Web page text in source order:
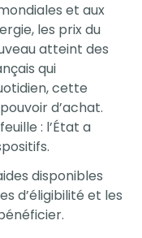
et aux
les prix du
atteint des
qui
cette
d’achat.
: l’État a
disponibles
d’éligibilité et les